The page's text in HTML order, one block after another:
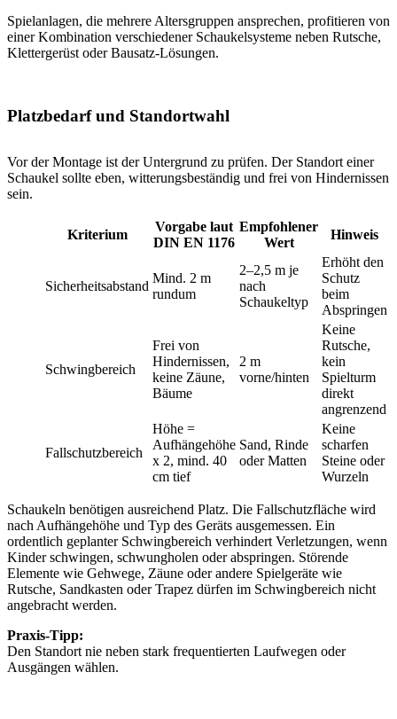
Spielanlagen, die mehrere Altersgruppen ansprechen, profitieren von
einer Kombination verschiedener Schaukelsysteme neben Rutsche,
Klettergerüst oder Bausatz-Lösungen.
Platzbedarf und Standortwahl
Vor der Montage ist der Untergrund zu prüfen. Der Standort einer
Schaukel sollte eben, witterungsbeständig und frei von Hindernissen
sein.
Kriterium
Vorgabe laut
DIN EN 1176
Empfohlener
Wert
Hinweis
Sicherheitsabstand
Mind. 2 m
rundum
2–2,5 m je
nach
Schaukeltyp
Erhöht den
Schutz
beim
Abspringen
Schwingbereich
Frei von
Hindernissen,
keine Zäune,
Bäume
2 m
vorne/hinten
Keine
Rutsche,
kein
Spielturm
direkt
angrenzend
Fallschutzbereich
Höhe =
Aufhängehöhe
x 2, mind. 40
cm tief
Sand, Rinde
oder Matten
Keine
scharfen
Steine oder
Wurzeln
Schaukeln benötigen ausreichend Platz. Die Fallschutzfläche wird
nach Aufhängehöhe und Typ des Geräts ausgemessen. Ein
ordentlich geplanter Schwingbereich verhindert Verletzungen, wenn
Kinder schwingen, schwungholen oder abspringen. Störende
Elemente wie Gehwege, Zäune oder andere Spielgeräte wie
Rutsche, Sandkasten oder Trapez dürfen im Schwingbereich nicht
angebracht werden.
Praxis-Tipp:
Den Standort nie neben stark frequentierten Laufwegen oder
Ausgängen wählen.